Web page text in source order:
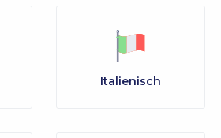
Italienisch